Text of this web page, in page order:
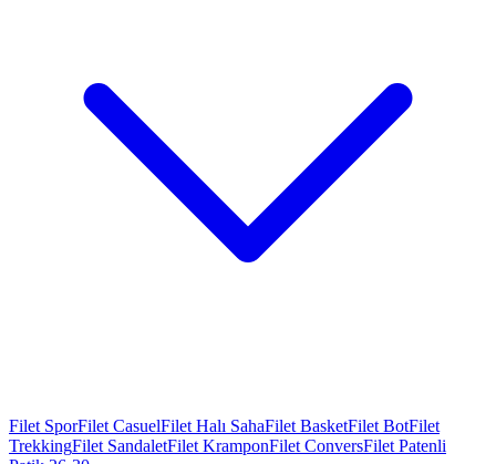
Filet SporFilet CasuelFilet Halı SahaFilet BasketFilet BotFilet
TrekkingFilet SandaletFilet KramponFilet ConversFilet Patenli